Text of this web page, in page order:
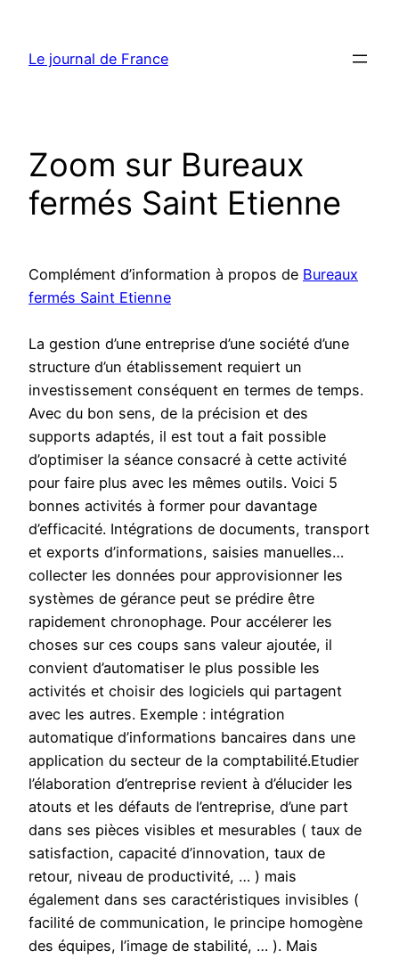
contenu
Le journal de France
Zoom sur Bureaux
fermés Saint Etienne
Complément d’information à propos de Bureaux
fermés Saint Etienne
La gestion d’une entreprise d’une société d’une
structure d’un établissement requiert un
investissement conséquent en termes de temps.
Avec du bon sens, de la précision et des
supports adaptés, il est tout a fait possible
d’optimiser la séance consacré à cette activité
pour faire plus avec les mêmes outils. Voici 5
bonnes activités à former pour davantage
d’efficacité. Intégrations de documents, transport
et exports d’informations, saisies manuelles…
collecter les données pour approvisionner les
systèmes de gérance peut se prédire être
rapidement chronophage. Pour accélerer les
choses sur ces coups sans valeur ajoutée, il
convient d’automatiser le plus possible les
activités et choisir des logiciels qui partagent
avec les autres. Exemple : intégration
automatique d’informations bancaires dans une
application du secteur de la comptabilité.Etudier
l’élaboration d’entreprise revient à d’élucider les
atouts et les défauts de l’entreprise, d’une part
dans ses pièces visibles et mesurables ( taux de
satisfaction, capacité d’innovation, taux de
retour, niveau de productivité, … ) mais
également dans ses caractéristiques invisibles (
facilité de communication, le principe homogène
des équipes, l’image de stabilité, … ). Mais